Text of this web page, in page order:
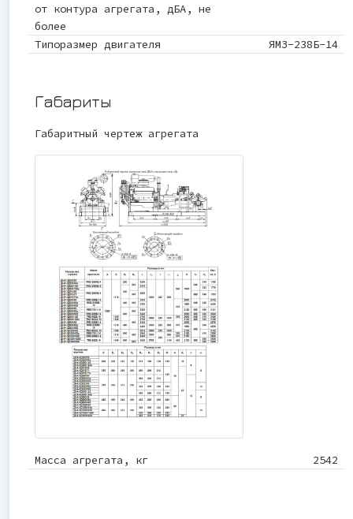
от контура агрегата, дБА, не
более
Типоразмер двигателя ЯМЗ-238Б-14
Габариты
Габаритный чертеж агрегата
Масса агрегата, кг 2542